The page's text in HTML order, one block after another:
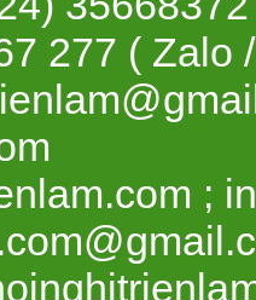
277 ( Zalo
;